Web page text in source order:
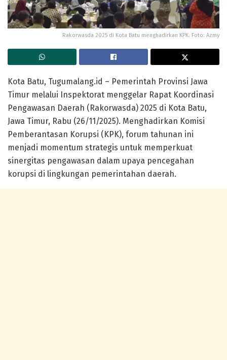
Rakorwasda 2025 di Kota Batu menghadirkan KPK. Foto: Azmy
Kota Batu, Tugumalang.id – Pemerintah Provinsi Jawa
Timur melalui Inspektorat menggelar Rapat Koordinasi
Pengawasan Daerah (Rakorwasda) 2025 di Kota Batu,
Jawa Timur, Rabu (26/11/2025). Menghadirkan Komisi
Pemberantasan Korupsi (KPK), forum tahunan ini
menjadi momentum strategis untuk memperkuat
sinergitas pengawasan dalam upaya pencegahan
korupsi di lingkungan pemerintahan daerah.